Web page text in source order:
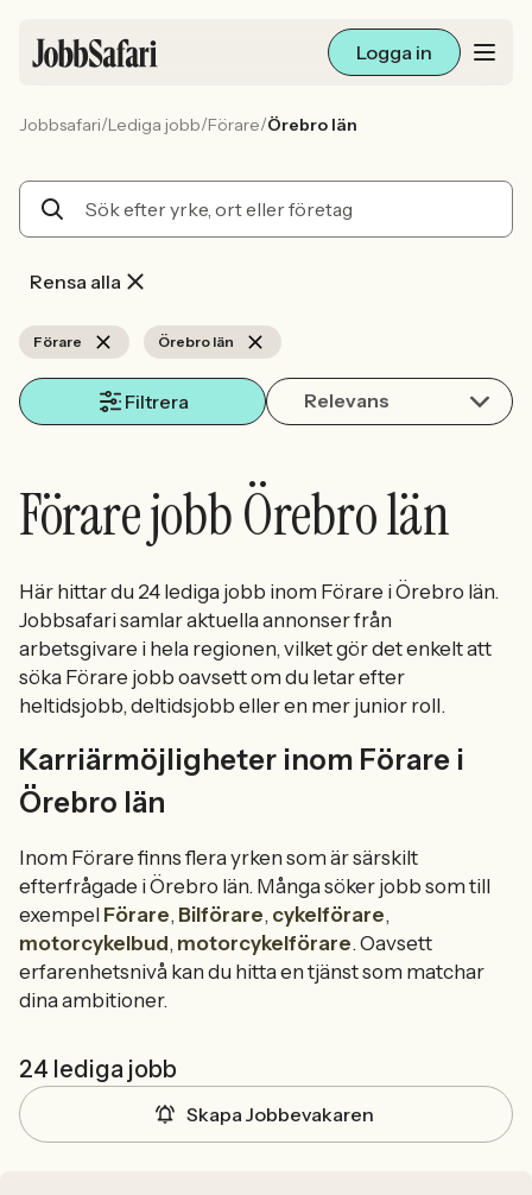
Logga in
Arbetsliv och karriär
Sök med AI
Jobbsafari/Lediga jobb/Förare/Örebro län
Rensa alla
Förare Örebro län
Filtrera Relevans
Förare jobb Örebro län
Här hittar du 24 lediga jobb inom Förare i Örebro län.
Jobbsafari samlar aktuella annonser från
arbetsgivare i hela regionen, vilket gör det enkelt att
söka Förare jobb oavsett om du letar efter
heltidsjobb, deltidsjobb eller en mer junior roll.
Karriärmöjligheter inom Förare i
Örebro län
Inom Förare finns flera yrken som är särskilt
efterfrågade i Örebro län. Många söker jobb som till
exempel Förare, Bilförare, cykelförare,
motorcykelbud, motorcykelförare. Oavsett
erfarenhetsnivå kan du hitta en tjänst som matchar
dina ambitioner.
24 lediga jobb
Skapa Jobbevakaren